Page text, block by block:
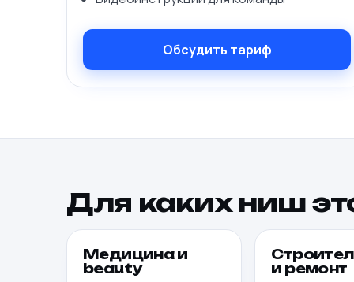
Обсудить тариф
Для каких ниш
Медицина и
beauty
и ремонт